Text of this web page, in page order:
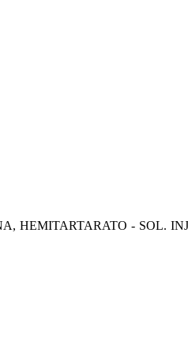
HEMITARTARATO - SOL.